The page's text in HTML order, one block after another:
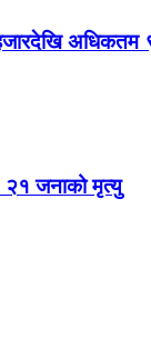
अधिकतम
२१ जनाको मृत्यु